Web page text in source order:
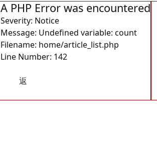
A PHP Error was encountered
Severity: Notice
Message: Undefined variable: count
Filename: home/article_list.php
Line Number: 142
返
回首